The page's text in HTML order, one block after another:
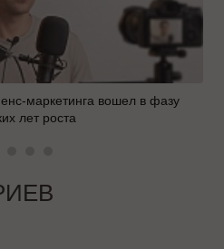
маркетинга вошел в фазу
лет роста